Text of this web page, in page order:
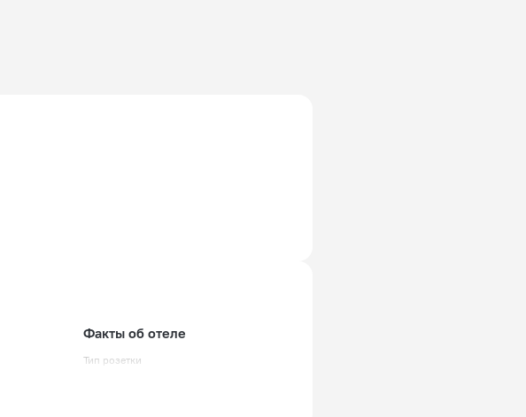
Факты об отеле
Тип розетки